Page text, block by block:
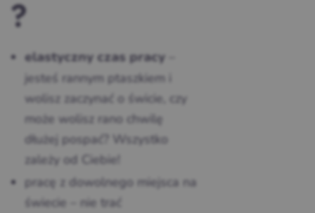
?
elastyczny czas pracy
jesteś rannym ptaszkiem i
wolisz zaczynać o świcie, czy
może wolisz rano chwilę
dłużej pospać? Wszystko
zależy od Ciebie!
pracę z dowolnego miejsca na
świecie – nie trać